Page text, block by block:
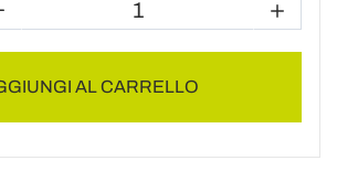
AL CARRELLO